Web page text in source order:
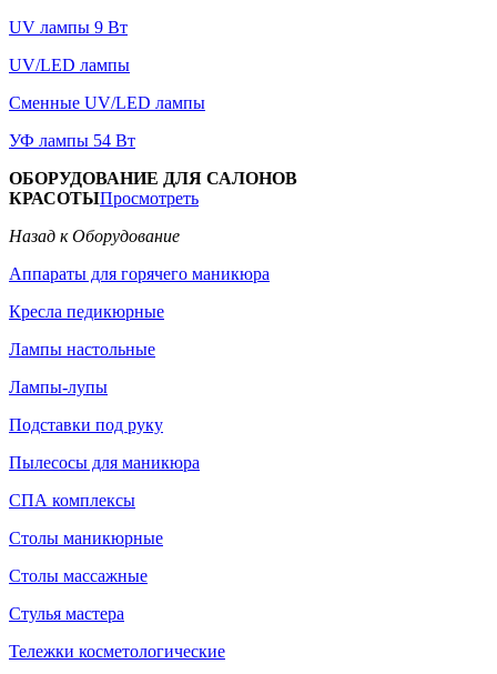
UV лампы 9 Вт
UV/LED лампы
Сменные UV/LED лампы
УФ лампы 54 Вт
ОБОРУДОВАНИЕ ДЛЯ САЛОНОВ
КРАСОТЫПросмотреть
Назад к Оборудование
Аппараты для горячего маникюра
Кресла педикюрные
Лампы настольные
Лампы-лупы
Подставки под руку
Пылесосы для маникюра
СПА комплексы
Столы маникюрные
Столы массажные
Стулья мастера
Тележки косметологические